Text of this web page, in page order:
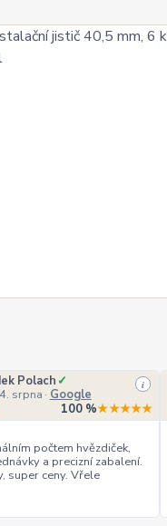
Polach ✓
srpna · Google
i
100 %★★★★★
počtem hvězdiček,
a precizní zabalení.
super ceny. Vřele